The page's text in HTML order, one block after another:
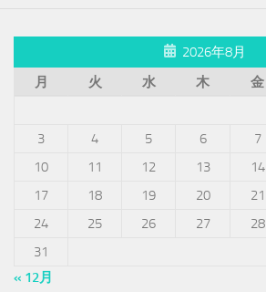
2026年8月
月
火 水 木 金
3
4 5 6 7
10
11 12 13 14
17
18 19 20 21
24
25 26 27 28
31
« 12月